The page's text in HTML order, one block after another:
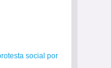
social por